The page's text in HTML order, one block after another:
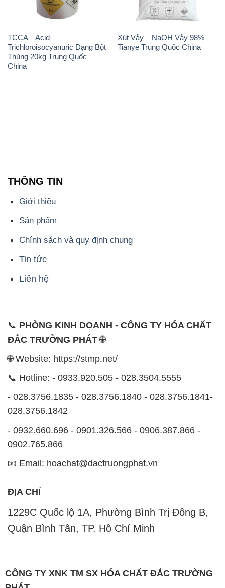
Chính sách và quy định chung
Tin tức
Liên hệ
📞
PHÒNG KINH DOANH - CÔNG TY HÓA CHẤT
ĐẮC TRƯỜNG PHÁT
- 028.3756.1835 - 028.3756.1840 - 028.3756.1841-
0902.765.866
📧 Email: hoachat@dactruongphat.vn
ĐỊA CHỈ
1229C Quốc lộ 1A, Phường Bình Trị Đông B,
Quận Bình Tân, TP. Hồ Chí Minh
CÔNG TY XNK TM SX HÓA CHẤT ĐẮC TRƯỜNG
PHÁT
và phân phối các loại hóa chất công nghiệp khác